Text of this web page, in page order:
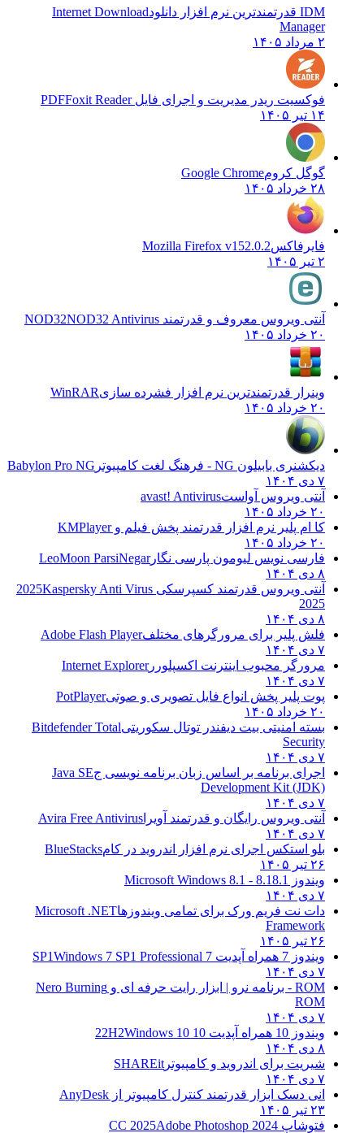
IDM قدرتمندترین نرم افزار دانلود
Internet Download
Manager
فوکسیت ریدر مدیریت و اجرای فایل PDF Foxit Reader
۱۴ تیر ۱۴۰۵
گوگل کرومGoogle Chrome
۲۸ خرداد ۱۴۰۵
فایرفاکسMozilla Firefox v152.0.2
آنتی ویروس معروف و قدرتمند NOD32NOD32 Antivirus
۲۰ خرداد ۱۴۰۵
وینرار قدرتمندترین نرم افزار فشرده سازیWinRAR
۲۰ خرداد ۱۴۰۵
دیکشنری بابیلون NG - فرهنگ لغت کامپیوتر
Babylon Pro NG
آنتی ویروس آواستavast! Antivirus
۲۰ خرداد ۱۴۰۵
کا ام پلیر نرم افزار قدرتمند پخش فیلم وKMPlayer
۲۰ خرداد ۱۴۰۵
فارسی نویس لیومون پارسی نگارLeoMoon ParsiNegar
آنتی ویروس قدرتمند کسپرسکی 2025 Kaspersky Anti Virus
2025
فلش پلیر برای مرورگرهای مختلف Adobe Flash Player
مرورگر محبوب اینترنت اکسپلورر Internet Explorer
پوت پلیر پخش انواع فایل تصویری و صوتیPotPlayer
۲۰ خرداد ۱۴۰۵
بسته امنیتی بیت دیفندر توتال سکوریتیBitdefender Total
Security
اجرای برنامه بر اساس زبان برنامه نویسی ج Java SE
Development Kit (JDK)
آنتی ویروس رایگان و قدرتمند آویراAvira Free Antivirus
بلو استکس اجرای نرم افزار اندروید در کامBlueStacks
۲۶ تیر ۱۴۰۵
ویندوز 8.18.1 - Microsoft Windows 8.1
دات نت فریم ورک برای تمامی ویندوزهاMicrosoft .NET
Framework
۲۶ تیر ۱۴۰۵
ویندوز 7 همراه آپدیت 7 SP1
Windows 7 SP1 Professional
ROM - برنامه نرو | ابزار رایت حرفه ای و
Nero Burning
ROM
ویندوز 10 همراه آپدیت 10 22H2
Windows 10
شیریت برای اندروید و کامپیوترSHAREit
انی دسک ابزار قدرتمند کنترل کامپیوتر ازAnyDesk
۲۳ تیر ۱۴۰۵
فتوشاپ CC 2025Adobe Photoshop 2024